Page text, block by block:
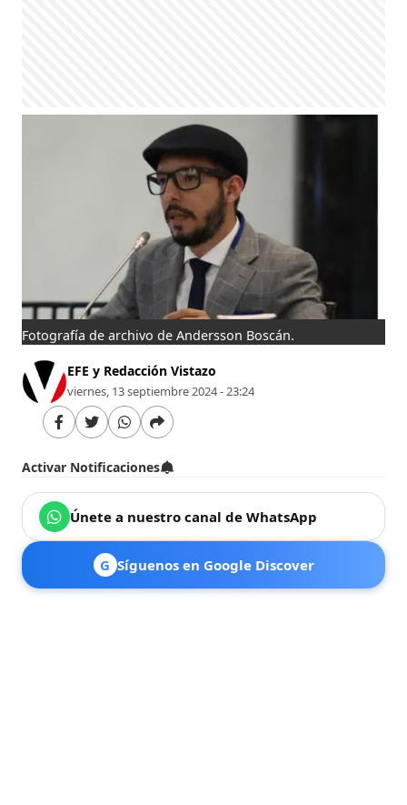
Fotografía de archivo de Andersson Boscán.
EFE y Redacción Vistazo
viernes, 13 septiembre 2024 - 23:24
Activar Notificaciones
Únete a nuestro canal de WhatsApp
G Síguenos en Google Discover